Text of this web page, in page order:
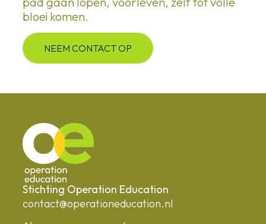
bloei komen.
NEEM CONTACT OP
Stichting Operation Education
contact@operationeducation.nl